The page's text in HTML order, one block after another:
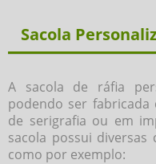
Sacola
A sacola de ráfia
podendo ser
de serigrafia ou em
sacola possui diversas
como por exemplo: